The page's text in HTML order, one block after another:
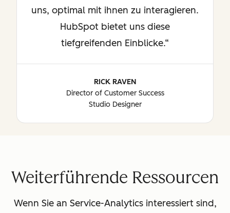
uns, optimal mit ihnen zu interagieren.
HubSpot bietet uns diese
tiefgreifenden Einblicke.
RICK RAVEN
Director of Customer Success
Studio Designer
Weiterführende Ressourcen
Wenn Sie an Service-Analytics interessiert sind,